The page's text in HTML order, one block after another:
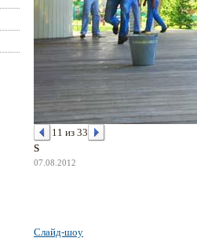
11 из 33
S
07.08.2012
Слайд-шоу